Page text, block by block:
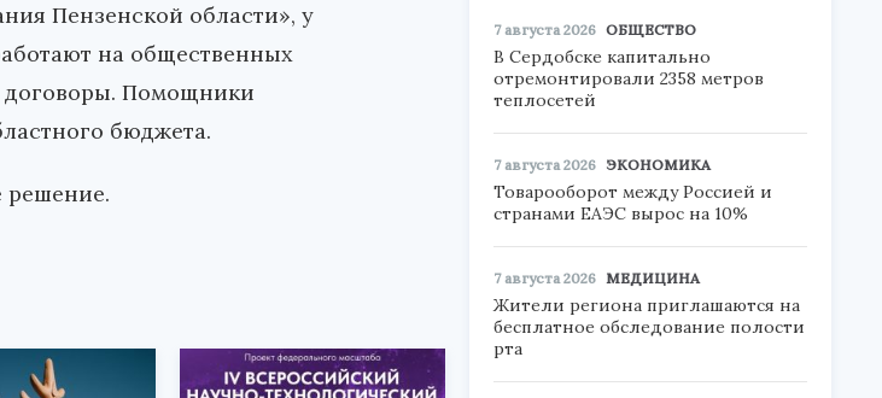
Пензенской области», у
на общественных
договоры. Помощники
бюджета.
решение.
7 августа 2026 ОБЩЕСТВО
В Сердобске капитально
отремонтировали 2358 метров
теплосетей
7 августа 2026 ЭКОНОМИКА
Товарооборот между Россией и
странами ЕАЭС вырос на 10%
7 августа 2026 МЕДИЦИНА
Жители региона приглашаются на
бесплатное обследование полости
рта